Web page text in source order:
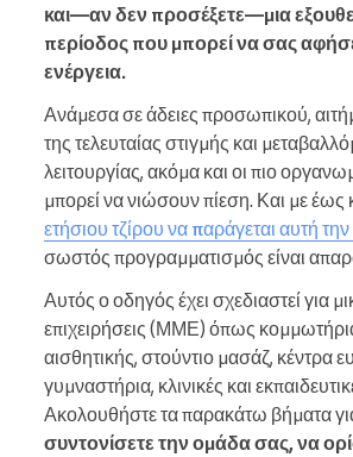
και—αν δεν προσέξετε—μια
περίοδος που μπορεί να σας
ενέργεια.
Ανάμεσα σε άδειες προσωπικού,
της τελευταίας στιγμής και
λειτουργίας, ακόμα και οι πιο
μπορεί να νιώσουν πίεση. Και με έως
ετήσιου τζίρου να παράγεται αυτή
σωστός προγραμματισμός είναι
Αυτός ο οδηγός έχει σχεδιαστεί για
επιχειρήσεις (ΜΜΕ) όπως
αισθητικής, στούντιο μασάζ, κέντρα
γυμναστήρια, κλινικές και
Ακολουθήστε τα παρακάτω βήματα
συντονίσετε την ομάδα σας, να